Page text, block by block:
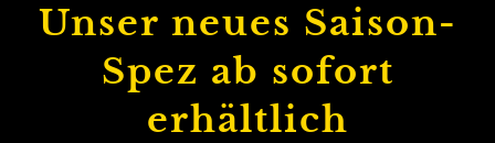
Unser neues Saison-
Spez ab sofort
erhältlich